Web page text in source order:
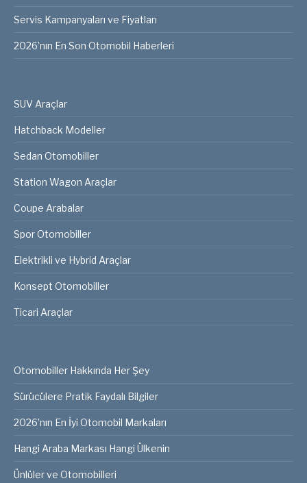
Servis Kampanyaları ve Fiyatları
2026’nın En Son Otomobil Haberleri
SUV Araçlar
Hatchback Modeller
Sedan Otomobiller
Station Wagon Araçlar
Coupe Arabalar
Spor Otomobiller
Elektrikli ve Hybrid Araçlar
Konsept Otomobiller
Ticari Araçlar
Otomobiller Hakkında Her Şey
Sürücülere Pratik Faydalı Bilgiler
2026’nın En İyi Otomobil Markaları
Hangi Araba Markası Hangi Ülkenin
Ünlüler ve Otomobilleri